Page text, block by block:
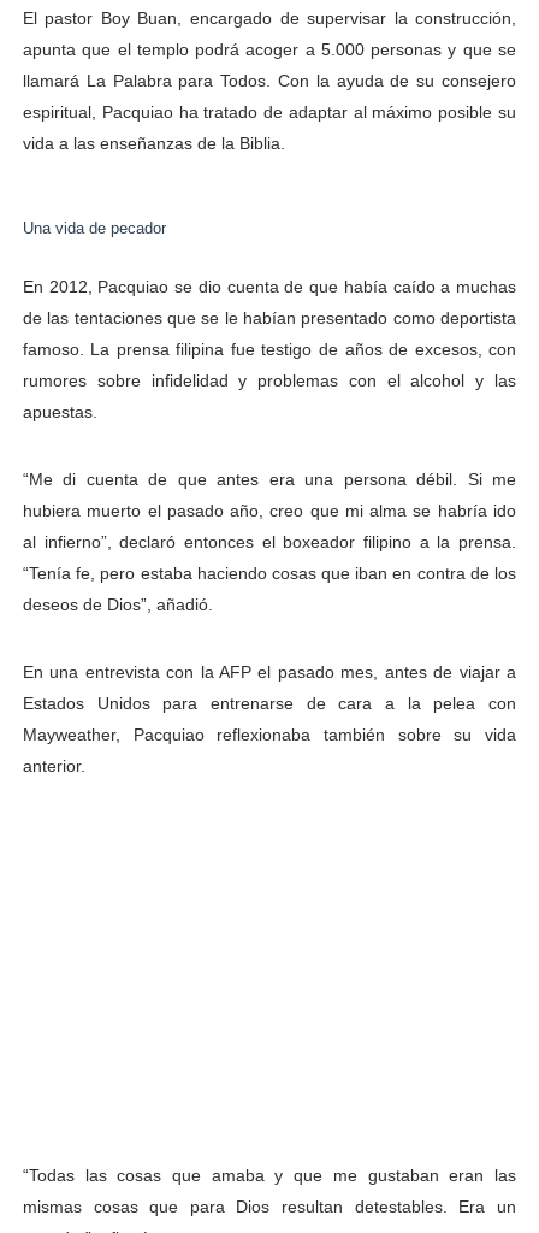
El pastor Boy Buan, encargado de supervisar la construcción,
apunta que el templo podrá acoger a 5.000 personas y que se
llamará La Palabra para Todos. Con la ayuda de su consejero
espiritual, Pacquiao ha tratado de adaptar al máximo posible su
vida a las enseñanzas de la Biblia.
Una vida de pecador
En 2012, Pacquiao se dio cuenta de que había caído a muchas
de las tentaciones que se le habían presentado como deportista
famoso. La prensa filipina fue testigo de años de excesos, con
rumores sobre infidelidad y problemas con el alcohol y las
apuestas.
“Me di cuenta de que antes era una persona débil. Si me
hubiera muerto el pasado año, creo que mi alma se habría ido
al infierno”, declaró entonces el boxeador filipino a la prensa.
“Tenía fe, pero estaba haciendo cosas que iban en contra de los
deseos de Dios”, añadió.
En una entrevista con la AFP el pasado mes, antes de viajar a
Estados Unidos para entrenarse de cara a la pelea con
Mayweather, Pacquiao reflexionaba también sobre su vida
anterior.
“Todas las cosas que amaba y que me gustaban eran las
mismas cosas que para Dios resultan detestables. Era un